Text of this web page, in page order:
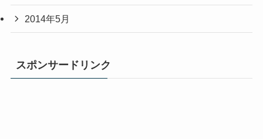
2014年5月
スポンサードリンク